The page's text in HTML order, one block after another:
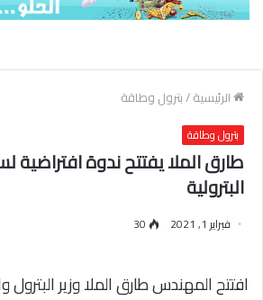
الرئيسية/بترول وطاقة
بترول وطاقة
طارق الملا يفتتح ندوة افتراضية
البترولية
فبراير 1, 2021 30
افتتح المهندس طارق الملا وزير البترول